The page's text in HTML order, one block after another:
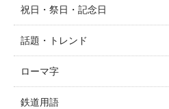
祝日・祭日・記念日
話題・トレンド
ローマ字
鉄道用語